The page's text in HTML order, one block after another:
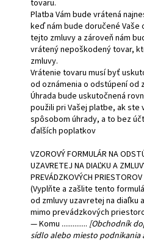
tovaru.
Platba Vám bude vrátená
keď nám bude doručené
tejto zmluvy a zároveň nám
vrátený nepoškodený tovar,
zmluvy.
Vrátenie tovaru musí byť
od oznámenia o odstúpení od
Úhrada bude uskutočnená
použili pri Vašej platbe, ak ste
spôsobom úhrady, a to bez
ďalších poplatkov
VZOROVÝ FORMULÁR NA
UZAVRETEJ NA DIAĽKU A
PREVÁDZKOVÝCH
(Vyplňte a zašlite tento
od zmluvy uzavretej na diaľku
mimo prevádzkových
— Komu .............. [Obchodník
sídlo alebo miesto podnikania